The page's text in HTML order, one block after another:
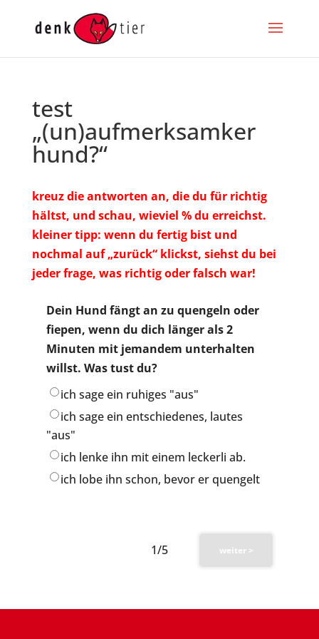
test
„(un)aufmerksamker
hund?“
kreuz die antworten an, die du für richtig
hältst, und schau, wieviel % du erreichst.
kleiner tipp: wenn du fertig bist und
nochmal auf „zurück“ klickst, siehst du bei
jeder frage, was richtig oder falsch war!
Dein Hund fängt an zu quengeln oder
fiepen, wenn du dich länger als 2
Minuten mit jemandem unterhalten
willst. Was tust du?
ich sage ein ruhiges "aus"
ich sage ein entschiedenes, lautes
"aus"
ich lenke ihn mit einem leckerli ab.
ich lobe ihn schon, bevor er quengelt
weiter >
1/5